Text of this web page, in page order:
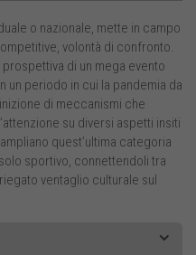
o nazionale, mette in campo
volontà di confronto.
prospettiva di un mega evento
un periodo in cui la pandemia da
di meccanismi che
su diversi aspetti insiti
quest’ultima categoria
sportivo, connettendoli tra
ventaglio culturale sul